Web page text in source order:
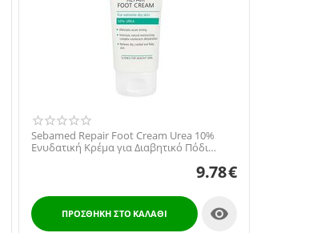
Sebamed Repair Foot Cream Urea 10%
Ενυδατική Κρέμα για Διαβητικό Πόδι
9.78€
ΠΡΟΣΘΉΚΗ ΣΤΟ ΚΑΛΆΘΙ 